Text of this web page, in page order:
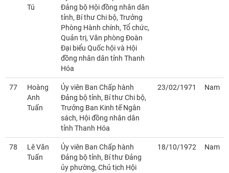
Tú
Đảng bộ Hội đồng nhân dân
tỉnh, Bí thư Chi bộ, Trưởng
Phòng Hành chính, Tổ chức,
Quản trị, Văn phòng Đoàn
Đại biểu Quốc hội và Hội
đồng nhân dân tỉnh Thanh
Hóa
77
Hoàng
Anh
Tuấn
Ủy viên Ban Chấp hành
Đảng bộ tỉnh, Bí thư Chi bộ,
Trưởng Ban Kinh tế Ngân
sách, Hội đồng nhân dân
tỉnh Thanh Hóa
23/02/1971 Nam
78
Lê Văn
Tuấn
Ủy viên Ban Chấp hành
Đảng bộ tỉnh, Bí thư Đảng
ủy phường, Chủ tịch Hội
18/10/1972 Nam